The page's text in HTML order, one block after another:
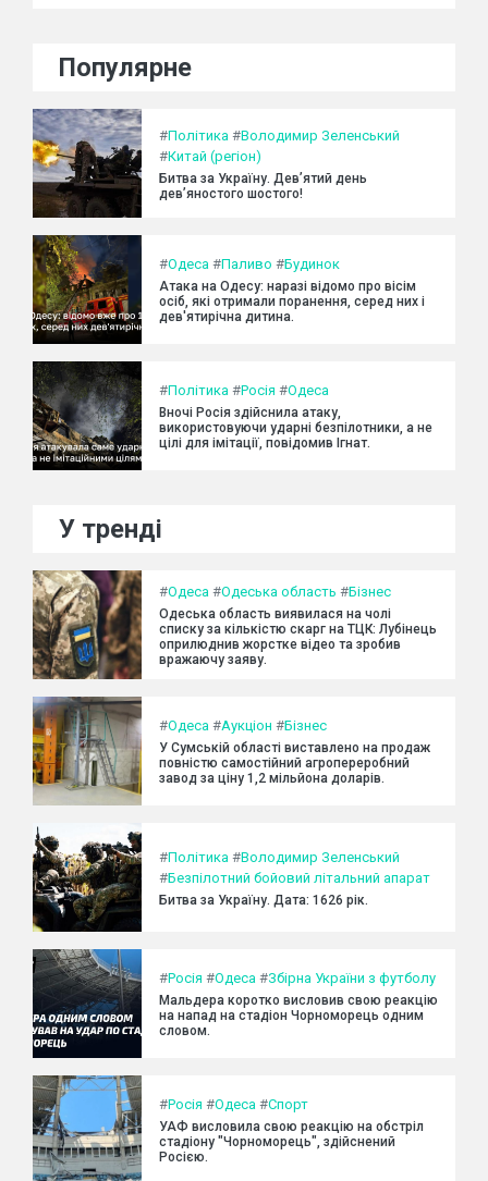
Популярне
#Політика #Володимир Зеленський
#Китай (регіон)
Битва за Україну. Дев’ятий день
дев’яностого шостого!
#Одеса #Паливо #Будинок
Атака на Одесу: наразі відомо про вісім
осіб, які отримали поранення, серед них і
дев'ятирічна дитина.
#Політика #Росія #Одеса
Вночі Росія здійснила атаку,
використовуючи ударні безпілотники, а не
цілі для імітації, повідомив Ігнат.
У тренді
#Одеса #Одеська область #Бізнес
Одеська область виявилася на чолі
списку за кількістю скарг на ТЦК: Лубінець
оприлюднив жорстке відео та зробив
вражаючу заяву.
#Одеса #Аукціон #Бізнес
У Сумській області виставлено на продаж
повністю самостійний агропереробний
завод за ціну 1,2 мільйона доларів.
#Політика #Володимир Зеленський
#Безпілотний бойовий літальний апарат
Битва за Україну. Дата: 1626 рік.
#Росія #Одеса #Збірна України з футболу
Мальдера коротко висловив свою реакцію
на напад на стадіон Чорноморець одним
словом.
#Росія #Одеса #Спорт
УАФ висловила свою реакцію на обстріл
стадіону "Чорноморець", здійснений
Росією.